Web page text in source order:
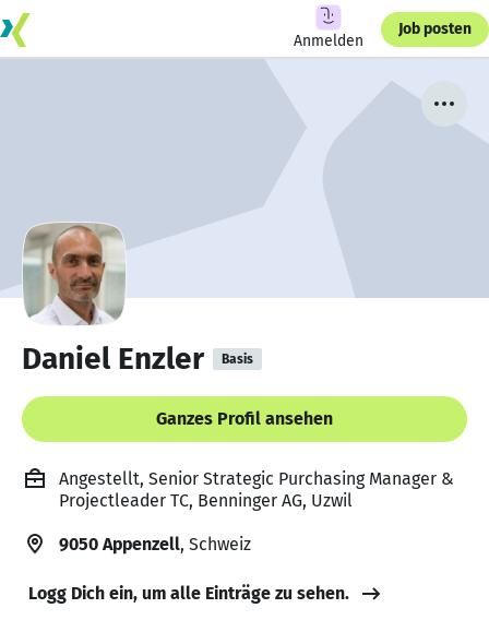
Anmelden
Job posten
Daniel Enzler Basis
Ganzes Profil ansehen
Angestellt, Senior Strategic Purchasing Manager &
Projectleader TC, Benninger AG, Uzwil
9050 Appenzell, Schweiz
Logg Dich ein, um alle Einträge zu sehen.